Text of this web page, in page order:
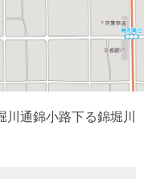
通錦小路下る錦堀川